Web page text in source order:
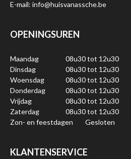
E-mail: info@huisvanassche.be
OPENINGSUREN
Maandag 08u30 tot 12u30
Dinsdag
08u30 tot 12u30
Woensdag
08u30 tot 12u30
Donderdag
08u30 tot 12u30
Vrijdag
08u30 tot 12u30
Zaterdag
08u30 tot 12u30
Zon- en feestdagen
Gesloten
KLANTENSERVICE